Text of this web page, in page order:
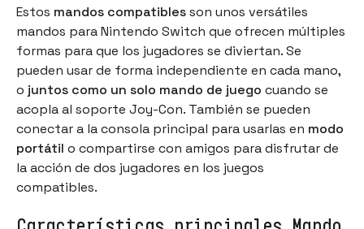
Estos mandos compatiblesson unos versátiles
mandos para Nintendo Switch que ofrecen múltiples
formas para que los jugadores se diviertan. Se
pueden usar de forma independiente en cada mano,
o juntos como un solo mando de juego cuando se
acopla al soporte Joy-Con. También se pueden
conectar a la consola principal para usarlas en modo
portátil o compartirse con amigos para disfrutar de
la acción de dos jugadores en los juegos
compatibles.